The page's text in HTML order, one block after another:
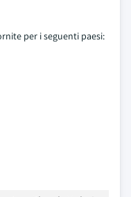
per i seguenti paesi: